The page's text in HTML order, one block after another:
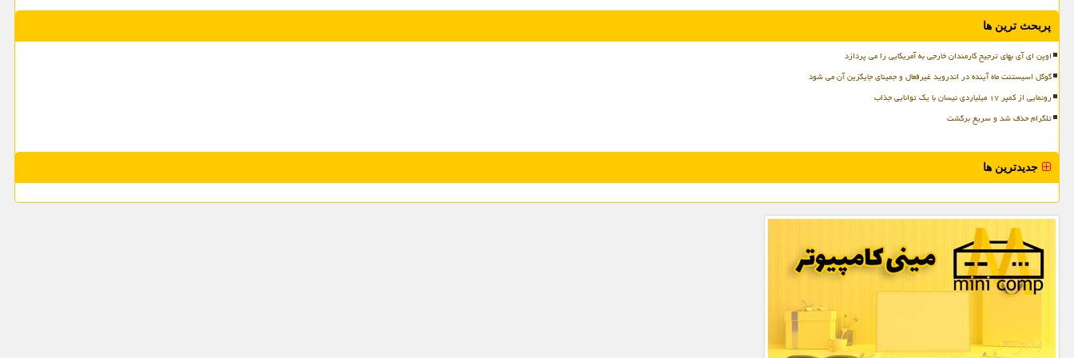
پربحث ترین ها
اوپن ای آی بهای ترجیح کارمندان خارجی به آمریکایی را می پردازد
گوگل اسیستنت ماه آینده در اندروید غیرفعال و جمینای جایگزین آن می شود
رونمایی از کمپر ۱۷ میلیاردی نیسان با یک توانایی جذاب
تلگرام حذف شد و سریع برگشت
جدیدترین ها